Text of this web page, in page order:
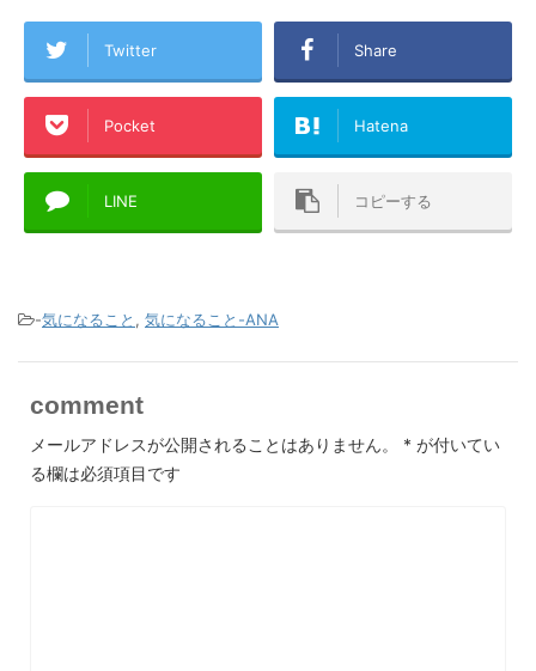
Twitter Share
Pocket Hatena
LINE コピーする
-気になること , 気になること-ANA
comment
メールアドレスが公開されることはありません。 * が付いてい
る欄は必須項目です